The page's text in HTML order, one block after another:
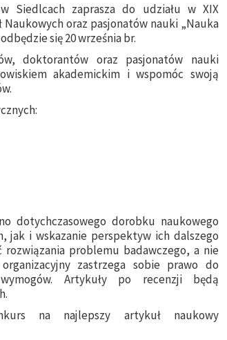
Siedlcach zaprasza do udziału w XIX
oraz pasjonatów nauki „Nauka
się 20 września br.
doktorantów oraz pasjonatów nauki
akademickim i wspomóc swoją
dotychczasowego dorobku naukowego
jak i wskazanie perspektyw ich dalszego
rozwiązania problemu badawczego, a nie
zastrzega sobie prawo do
Artykuły po recenzji będą
na najlepszy artykuł naukowy